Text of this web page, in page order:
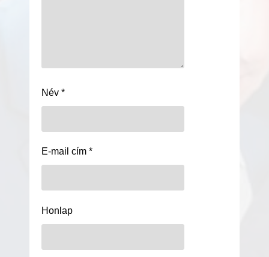
Név *
E-mail cím *
Honlap